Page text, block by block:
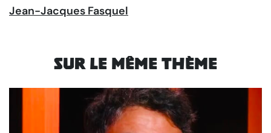
Jean-Jacques Fasquel
Sur le même thème